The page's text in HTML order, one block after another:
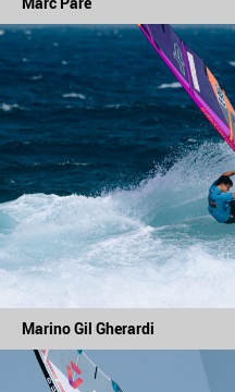
Marino Gil Gherardi